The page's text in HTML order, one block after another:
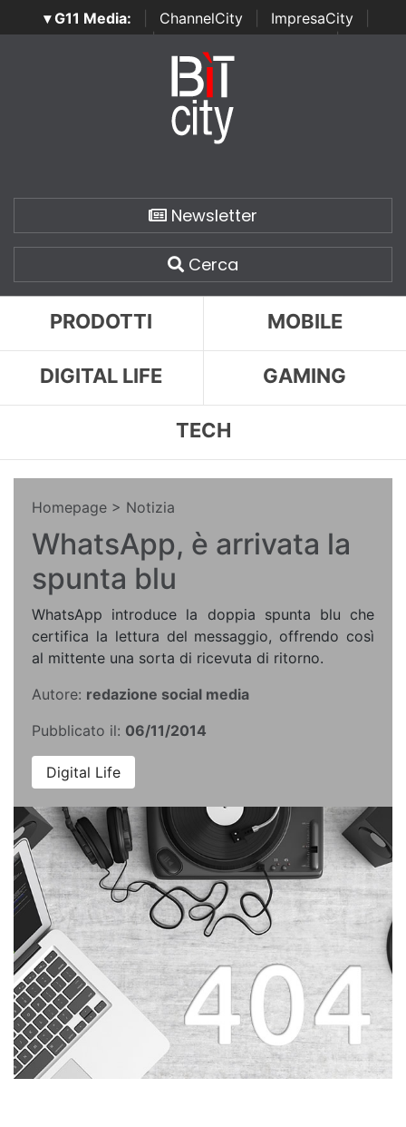
▾ G11 Media: ChannelCity ImpresaCity
SecurityOpenLab | Italian Channel Awards | Italian
Italian Security Awards
Newsletter
Cerca
PRODOTTI MOBILE
DIGITAL LIFE GAMING
TECH
Homepage > Notizia
WhatsApp, è arrivata la
spunta blu
WhatsApp introduce la doppia spunta blu che
certifica la lettura del messaggio, offrendo così
al mittente una sorta di ricevuta di ritorno.
Autore: redazione social media
Pubblicato il: 06/11/2014
Digital Life